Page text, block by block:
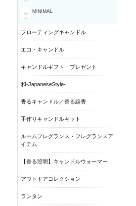
MINIMAL
フローティングキャンドル
エコ・キャンドル
キャンドルギフト・プレゼント
和-JapaneseStyle-
香るキャンドル／香る線香
手作りキャンドルキット
ルームフレグランス・フレグランスア
イテム
【香る照明】キャンドルウォーマー
アウトドアコレクション
ランタン